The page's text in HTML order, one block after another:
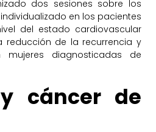
dos sesiones sobre los
en los pacientes
del estado cardiovascular
de la recurrencia y
diagnosticadas de
cáncer de